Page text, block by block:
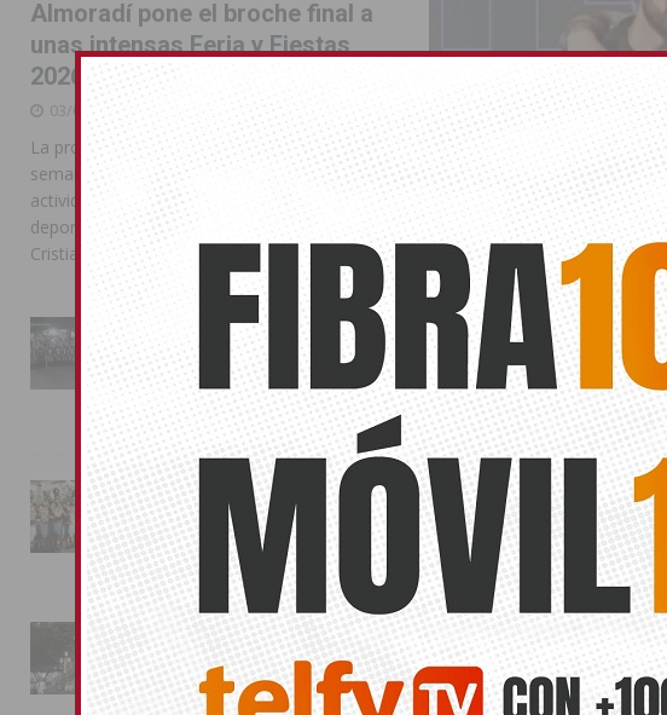
San Miguel de
de música
21/03/2026 Roberto
La Plaza de la Libertad
públicos
Almoradí pone el broche final a
unas intensas Feria y Fiestas
2026
03/08/2026
La programación reunió durante más de una
semana actos institucionales, conciertos,
actividades familiares, competiciones
deportivas y las celebraciones de Moros y
Cristianos
La Entrada Cristiana llena de
esplendor las calles de
Almoradí en una multitudinaria
jornada festera
02/08/2026
La magia de la Entrada Mora
conquista las calles de
Almoradí
01/08/2026
La fiesta se adueña de
Almoradí con la presentación
de los cargos festeros y la
toma del castillo